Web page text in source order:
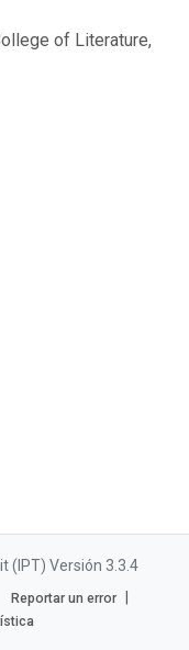
of Literature,
(IPT) Versión 3.3.4
Reportar un error